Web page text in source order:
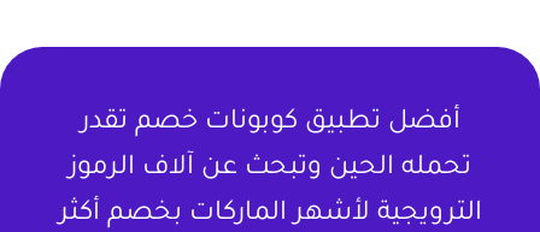
أفضل تطبيق كوبونات خصم تقدر
تحمله الحين وتبحث عن آلاف الرموز
الترويجية لأشهر الماركات بخصم أكثر